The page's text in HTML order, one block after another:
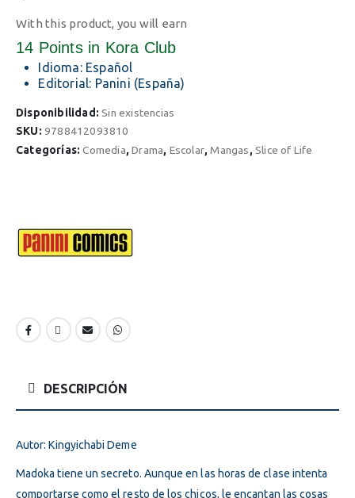
With this product, you will earn
14 Pointsin Kora Club
Idioma: Español
Editorial: Panini (España)
Disponibilidad:Sin existencias
SKU: 9788412093810
Categorías:Comedia,Drama, Escolar,Mangas,Slice of Life
DESCRIPCIÓN
Autor: Kingyichabi Deme
Madoka tiene un secreto. Aunque en las horas de clase intenta
comportarse como el resto de los chicos, le encantan las cosas